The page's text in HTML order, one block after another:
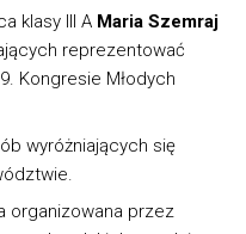
klasy III A Maria Szemraj
reprezentować
Kongresie Młodych
wyróżniających się
organizowana przez